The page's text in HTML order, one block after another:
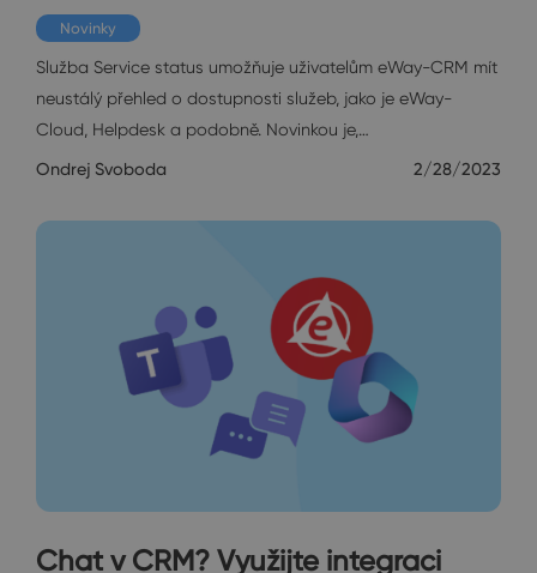
Novinky
Služba Service status umožňuje uživatelům eWay-CRM mít
neustálý přehled o dostupnosti služeb, jako je eWay-
Cloud, Helpdesk a podobně. Novinkou je,…
Ondrej Svoboda 2/28/2023
Chat v CRM? Využijte integraci